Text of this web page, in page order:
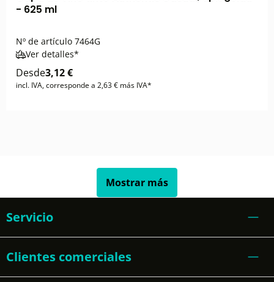
- 625 ml
Nº de artículo 7464G
Ver detalles*
Desde3,12 €
incl. IVA, corresponde a 2,63 € más IVA*
Mostrar más
Servicio
Clientes comerciales